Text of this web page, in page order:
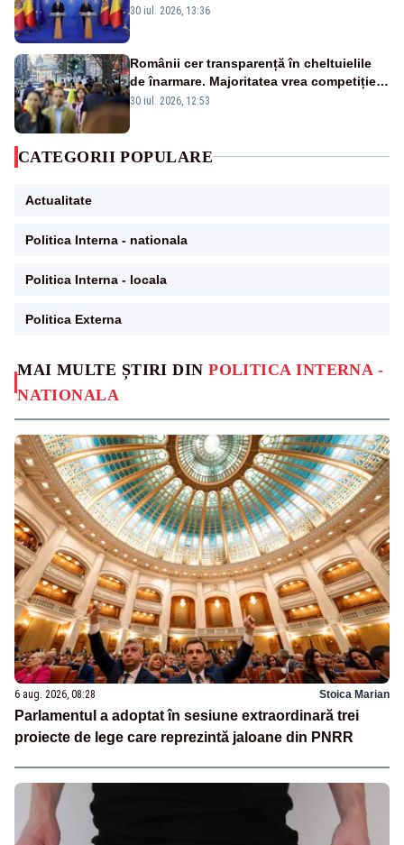
MAI MULTE ȘTIRI DINPOLITICA INTERNA -
NATIONALA
6 aug. 2026, 08:28 Stoica Marian
Parlamentul a adoptat în sesiune extraordinară trei
proiecte de lege care reprezintă jaloane din PNRR
Tofan, primit cu onoruri militare
30 iul. 2026, 13:36
Românii cer transparență în cheltuielile
de înarmare. Majoritatea vrea competiție
reală și industrie locală – SONDAJ
30 iul. 2026, 12:53
CATEGORII POPULARE
Actualitate
Politica Interna - nationala
Politica Interna - locala
Politica Externa